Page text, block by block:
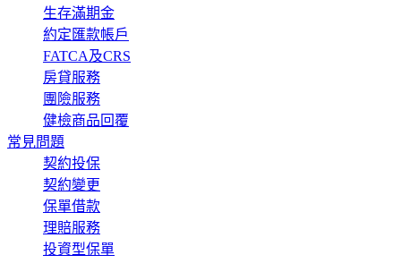
生存滿期金
約定匯款帳戶
FATCA及CRS
房貸服務
團險服務
健檢商品回覆
常見問題
契約投保
契約變更
保單借款
理賠服務
投資型保單